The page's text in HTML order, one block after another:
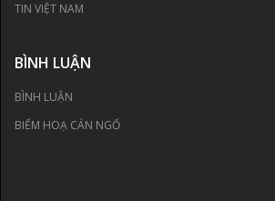
TIN VIỆT NAM
BÌNH LUẬN
BÌNH LUẬN
BIẾM HOẠ CÁN NGỐ